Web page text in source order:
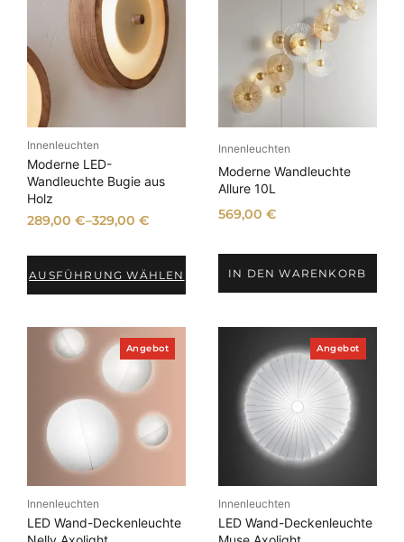
Innenleuchten
Moderne LED-
Wandleuchte Bugie aus
Holz
289,00€–329,00€
AUSFÜHRUNG WÄHLEN
Innenleuchten
Moderne Wandleuchte
Allure 10L
569,00 €
IN DEN WARENKORB
AngebotP
r
k
t
e
Innenleuchten
LED Wand-Deckenleuchte
AngebotP
r
e
Innenleuchten
LED Wand-Deckenleuchte